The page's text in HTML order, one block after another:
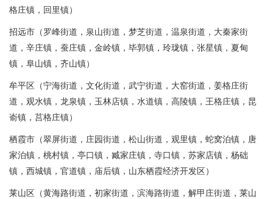
格庄镇，回里镇）
招远市（罗峰街道，泉山街道，梦芝街道，温泉街道，大秦家街
道，辛庄镇，蚕庄镇，金岭镇，毕郭镇，玲珑镇，张星镇，夏甸
镇，阜山镇，齐山镇）
牟平区（宁海街道，文化街道，武宁街道，大窑街道，姜格庄街
道，观水镇，龙泉镇，玉林店镇，水道镇，高陵镇，王格庄镇，昆
嵛镇，莒格庄镇）
栖霞市（翠屏街道，庄园街道，松山街道，观里镇，蛇窝泊镇，唐
家泊镇，桃村镇，亭口镇，臧家庄镇，寺口镇，苏家店镇，杨础
镇，西城镇，官道镇，庙后镇，山东栖霞经济开发区）
莱山区（黄海路街道，初家街道，滨海路街道，解甲庄街道，莱山